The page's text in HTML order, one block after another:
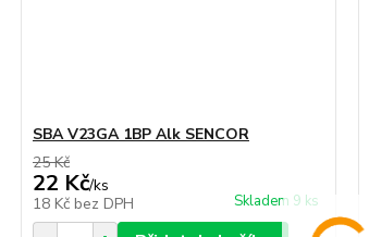
SBA V23GA 1BP Alk SENCOR
25 Kč
22 Kč/ks
18 Kč bez DPH Skladem 9 ks